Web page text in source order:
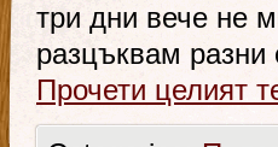
три дни вече не
разцъквам
Прочети целият